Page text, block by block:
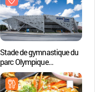
Stade de gymnastique du
parc Olympique
(올림픽공원체조경기장)